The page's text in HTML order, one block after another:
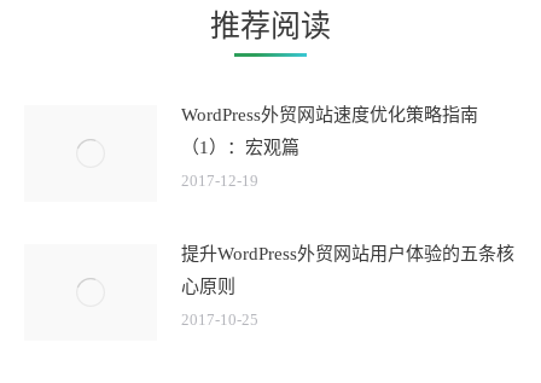
章：
推荐阅读
WordPress外贸网站速度优化策略指南
（1）：宏观篇
2017-12-19
提升WordPress外贸网站用户体验的五条核
心原则
2017-10-25